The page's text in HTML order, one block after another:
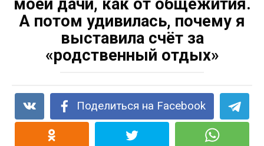
моей дачи, как от общежития.
А потом удивилась, почему я
выставила счёт за
«родственный отдых»
Поделиться на Facebook